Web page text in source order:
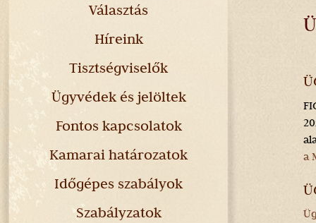
a
Választás
Híreink
Tisztségviselők
Ügyvédek és jelöltek
Fontos kapcsolatok
Kamarai határozatok
Időgépes szabályok
Szabályzatok